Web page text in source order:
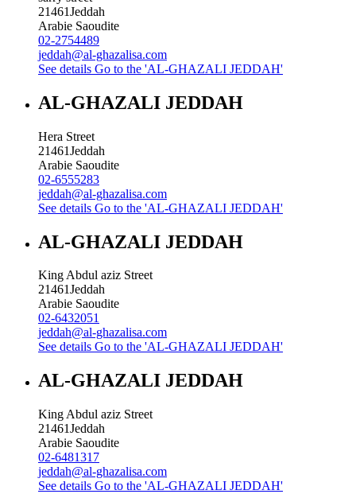
21461Jeddah
Arabie Saoudite
02-2754489
jeddah@al-ghazalisa.com
See details Go to the 'AL-GHAZALI JEDDAH'
AL-GHAZALI JEDDAH
Hera Street
21461Jeddah
Arabie Saoudite
02-6555283
jeddah@al-ghazalisa.com
See details Go to the 'AL-GHAZALI JEDDAH'
AL-GHAZALI JEDDAH
King Abdul aziz Street
21461Jeddah
Arabie Saoudite
02-6432051
jeddah@al-ghazalisa.com
See details Go to the 'AL-GHAZALI JEDDAH'
AL-GHAZALI JEDDAH
King Abdul aziz Street
21461Jeddah
Arabie Saoudite
02-6481317
jeddah@al-ghazalisa.com
See details Go to the 'AL-GHAZALI JEDDAH'